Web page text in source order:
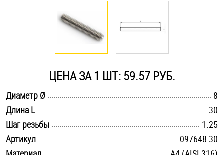
Оснастка и аксессуары для яхт
Стопорные кольца
Такелаж
ЦЕНА ЗА 1 ШТ: 59.57 РУБ.
Диаметр Ø
8
Длина L
30
Шаг резьбы
1.25
Артикул
097648 30